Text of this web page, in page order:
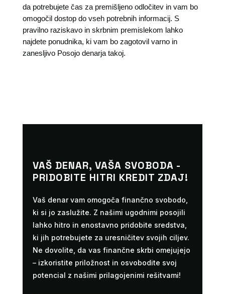
da potrebujete čas za premišljeno odločitev in vam bo
omogočil dostop do vseh potrebnih informacij. S
pravilno raziskavo in skrbnim premislekom lahko
najdete ponudnika, ki vam bo zagotovil varno in
zanesljivo Posojo denarja takoj.
VAŠ DENAR, VAŠA SVOBODA -
PRIDOBITE HITRI KREDIT ZDAJ!
Vaš denar vam omogoča finančno svobodo,
ki si jo zaslužite. Z našimi ugodnimi posojili
lahko hitro in enostavno pridobite sredstva,
ki jih potrebujete za uresničitev svojih ciljev.
Ne dovolite, da vas finančne skrbi omejujejo
– izkoristite priložnost in osvobodite svoj
potencial z našimi prilagojenimi rešitvami!